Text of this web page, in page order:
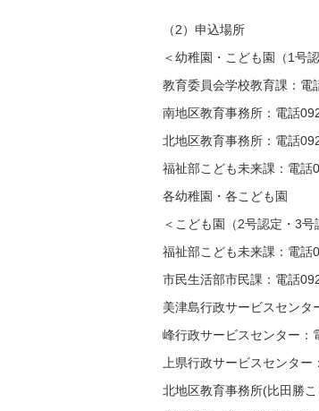
（2）申込場所
＜幼稚園・こども園（1号
教育委員会学校教育課：電
南地区教育事務所：電話
北地区教育事務所：電話
福祉部こども未来課：電話
各幼稚園・各こども園
＜こども園（2号認定・3
福祉部こども未来課：電話
市民生活部市民課：電話
美津島行政サービスセンタ
峰行政サービスセンター：
上県行政サービスセンタ
北地区教育事務所(比田勝